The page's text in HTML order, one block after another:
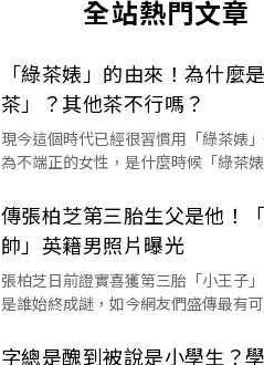
全站熱門文章
「綠茶婊」的由來！為什麼
茶」？其他茶不行嗎？
現今這個時代已經很習慣用「綠茶婊
為不端正的女性，是什麼時候「綠茶
傳張柏芝第三胎生父是他！
帥」英籍男照片曝光
張柏芝日前證實喜獲第三胎「小王子
是誰始終成謎，如今網友們盛傳最有
字總是醜到被說是小學生？